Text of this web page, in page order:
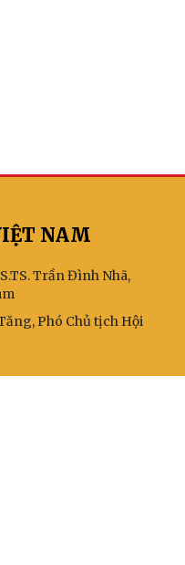
NAM
Trần Đình Nhã,
Phó Chủ tịch Hội